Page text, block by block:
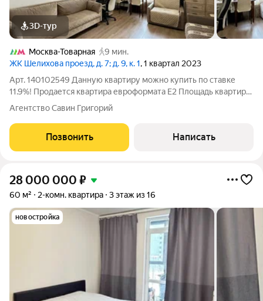
3D-тур
Москва-Товарная
9 мин.
ЖК Шелихова проезд, д. 7; д. 9, к. 1, 1 квартал 2023
Арт. 140102549 Данную квартиру можно купить по ставке
11.9%! Продается квартира евроформата Е2 Площадь квартиры
составляет 42,9 м, располагается на 6/25 этажей. О КВАРТИРЕ:
- Квартира с ремонтом для жизни; - Совмещенный санузел; -
Стандартные окна,
Агентство Савин Григорий
Позвонить Написать
28 000 000 ₽
60 м² 2-комн. квартира 3 этаж из 16
новостройка